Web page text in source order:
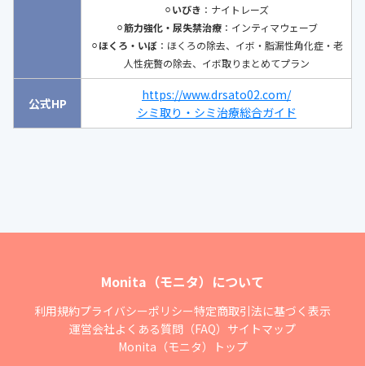
⚪︎いびき ：ナイトレーズ
⚪︎筋力強化・尿失禁治療：インティマウェーブ
⚪︎ほくろ・いぼ：ほくろの除去、イボ・脂漏性角化症・老
人性疣贅の除去、イボ取りまとめてプラン
公式HP
https://www.drsato02.com/
シミ取り・シミ治療総合ガイド
Monita（モニタ）について
利用規約プライバシーポリシー特定商取引法に基づく表示
運営会社よくある質問（FAQ） サイトマップ
Monita（モニタ）トップ